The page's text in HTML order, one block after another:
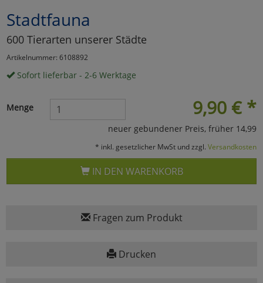
Stadtfauna
600 Tierarten unserer Städte
Artikelnummer: 6108892
Sofort lieferbar - 2-6 Werktage
9,90 € *
Menge
neuer gebundener Preis, früher 14,99
* inkl. gesetzlicher MwSt und zzgl. Versandkosten
IN DEN WARENKORB
Fragen zum Produkt
Drucken
Marketing
Umfragetools
Cookies
Alle Akzeptieren
Cookies
Einstellungen speichern
zurückzu Haupptseite